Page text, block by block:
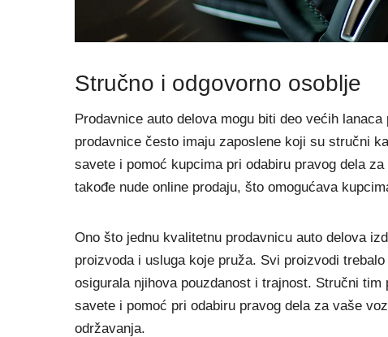
Stručno i odgovorno osoblje
Prodavnice auto delova mogu biti deo većih
prodavnice često imaju zaposlene koji su stručni
savete i pomoć kupcima pri odabiru pravog dela
takođe nude online prodaju, što omogućava
Ono što jednu kvalitetnu prodavnicu auto delova
proizvoda i usluga koje pruža. Svi proizvodi
osigurala njihova pouzdanost i trajnost. Stručni
savete i pomoć pri odabiru pravog dela za vaše
održavanja.